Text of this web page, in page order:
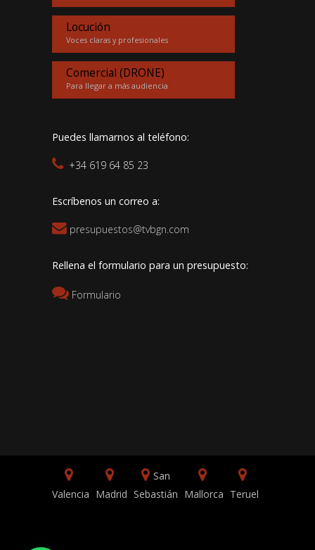
Locución
Voces claras y profesionales
Comercial (DRONE)
Para llegar a más audiencia
Puedes llamarnos al teléfono:
+34 619 64 85 23
Escríbenos un correo a:
presupuestos@tvbgn.com
Rellena el formulario para un presupuesto:
Formulario
Valencia Madrid
San
Sebastián Mallorca Teruel